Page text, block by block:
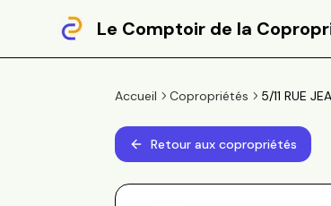
Le Comptoir de la
Accueil Copropriétés 5/11 RUE
Retour aux copropriétés